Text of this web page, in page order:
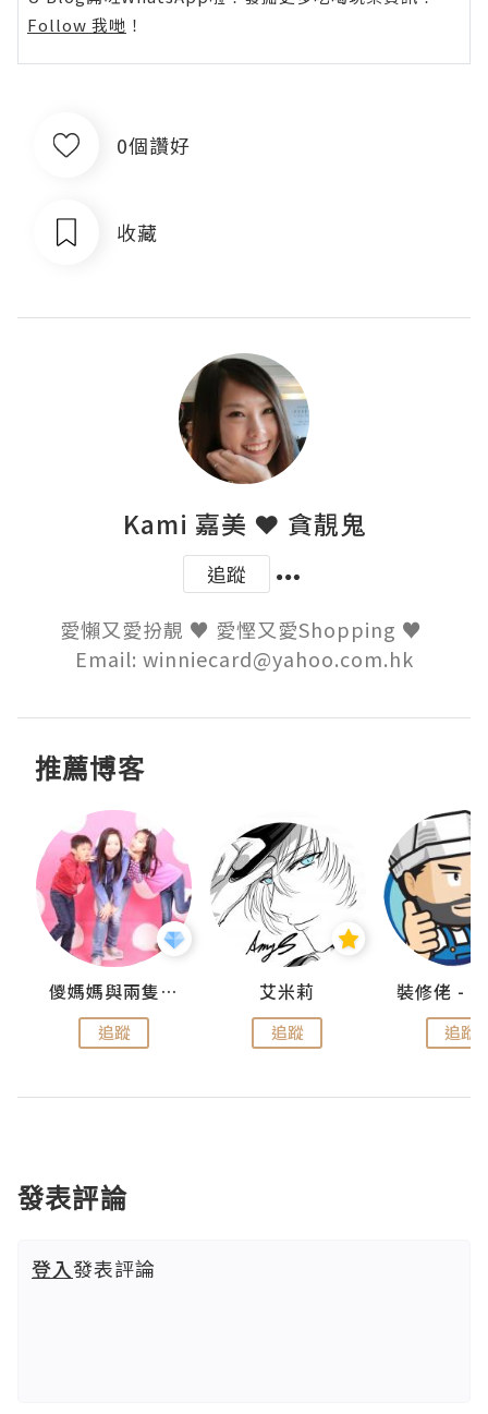
Follow 我哋 ！
0個讚好
收藏
Kami 嘉美 ❤ 貪靚鬼
追蹤
愛懶又愛扮靚 ♥ 愛慳又愛Shopping ♥
Email: winniecard@yahoo.com.hk
推薦博客
儍媽媽與兩隻小魔怪之家
追蹤
艾米莉
追蹤 追蹤
發表評論
登入發表評論